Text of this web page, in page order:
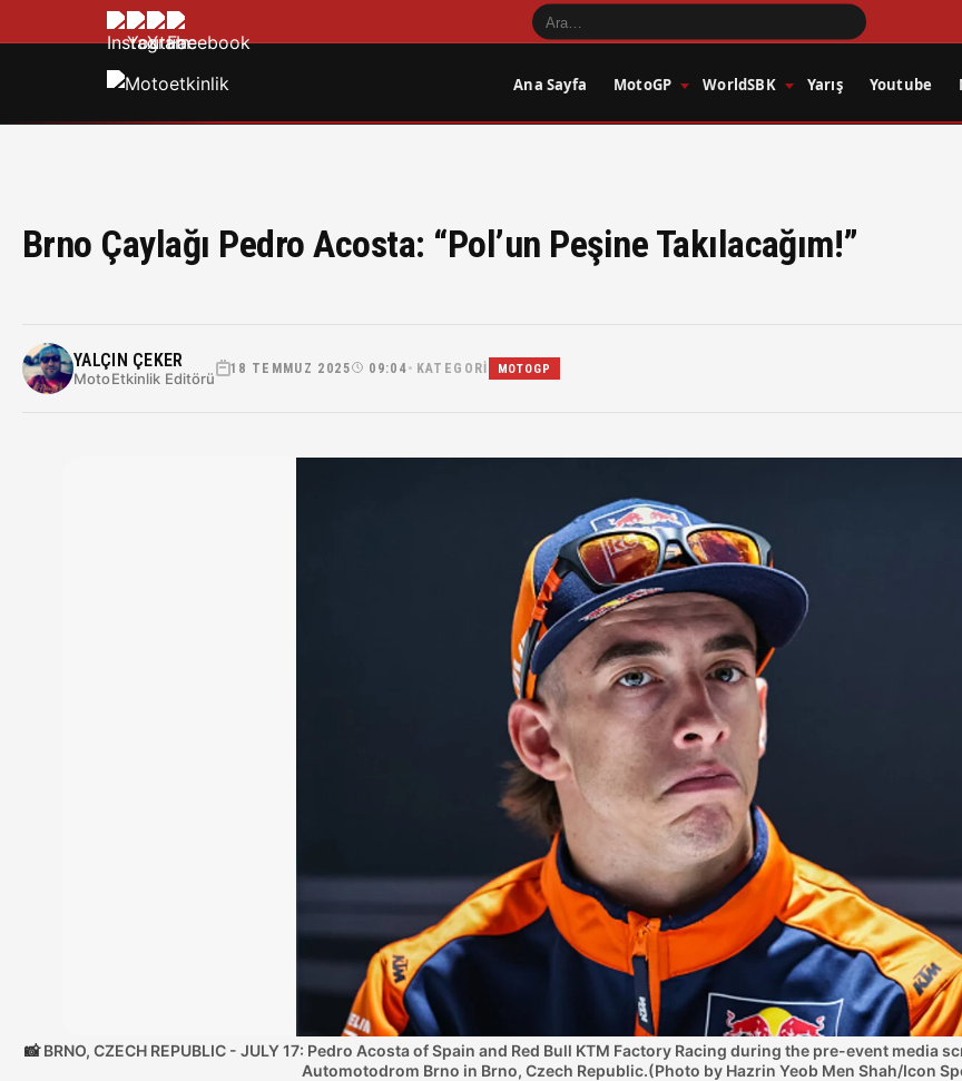
Ana Sayfa MotoGP WorldSBK Yarış Youtube
Brno Çaylağı Pedro Acosta: “Pol’un Peşine Takılacağım!”
YALÇIN ÇEKER
MotoEtkinlik Editörü
18 TEMMUZ 2025 09:04• KATEGORI MOTOGP
BRNO, CZECH REPUBLIC - JULY 17: Pedro Acosta of Spain and Red Bull KTM Factory Racing during the pre-event
Automotodrom Brno in Brno, Czech Republic.(Photo by Hazrin Yeob Men Shah/Icon